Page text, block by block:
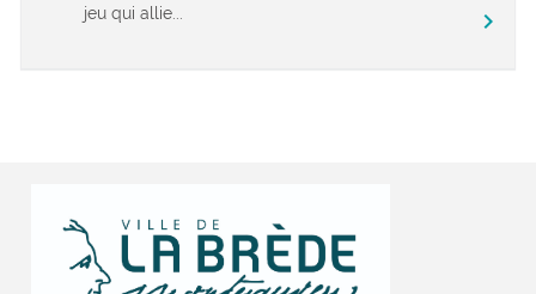
jeu qui allie...
chevron_right